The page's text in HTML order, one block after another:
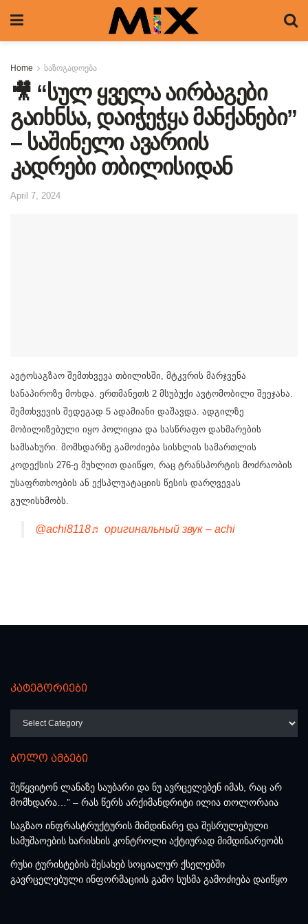
Home საზოგადოება
🎥 “სულ ყველა აირბაგები
გაიხნსა, დაიჭეჭყა მანქანები”
– საშინელი ავარიის
კადრები თბილისიდან
April 7, 2024
ავტოსაგზაო შემთხვევა თბილისში, მტკვრის მარჯვენა
სანაპიროზე მოხდა. ერთმანეთს 2 მსუბუქი ავტომობილი შეეჯახა.
შემთხვევის შედეგად 5 ადამიანი დაშავდა. ადგილზე
მობილიზებული იყო პოლიცია და სასწრაფო დახმარების
სამსახური. მომხდარზე გამოძიება სისხლის სამართლის
კოდექსის 276-ე მუხლით დაიწყო, რაც ტრანსპორტის მოძრაობის
უსაფრთხოების ან ექსპლუატაციის წესის დარღვევას
გულისხმობს.
@achi8118♬ оригинальный звук – achi
კატეგორიები
ბოლო ამბები
შეწყვიტონ ლანაზე საუბარი და ნუ ავრცელებენ იმას, რაც არ
მომხდარა…” – რას წერს არქიმანდრიტი ილია თოლორაია
საგზაო ინფრასტრუქტურის მიმდინარე და შესრულებული
სამუშაოების ხარისხის კონტროლი აქტიურად მიმდინარეობს
რუსი ტურისტების შესახებ სოციალურ ქსელებში
გავრცელებული ინფორმაციის გამო სუსმა გამოძიება დაიწყო